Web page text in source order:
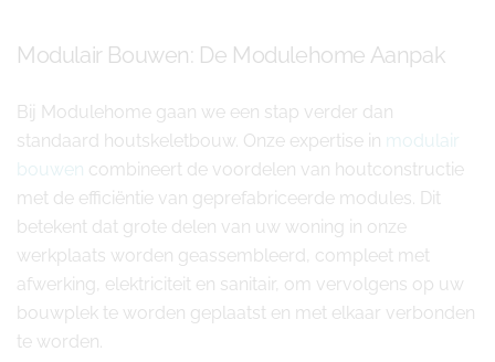
Modulair Bouwen: De Modulehome Aanpak
Bij Modulehome gaan we een stap verder dan
standaard houtskeletbouw. Onze expertise in modulair
bouwen combineert de voordelen van houtconstructie
met de efficiëntie van geprefabriceerde modules. Dit
betekent dat grote delen van uw woning in onze
werkplaats worden geassembleerd, compleet met
afwerking, elektriciteit en sanitair, om vervolgens op uw
bouwplek te worden geplaatst en met elkaar verbonden
te worden.